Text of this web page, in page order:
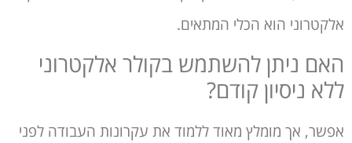
אלקטרוני הוא הכלי המתאים.
האם ניתן להשתמש בקולר אלקטרוני
ללא ניסיון קודם?
אפשר, אך מומלץ מאוד ללמוד את עקרונות העבודה לפני